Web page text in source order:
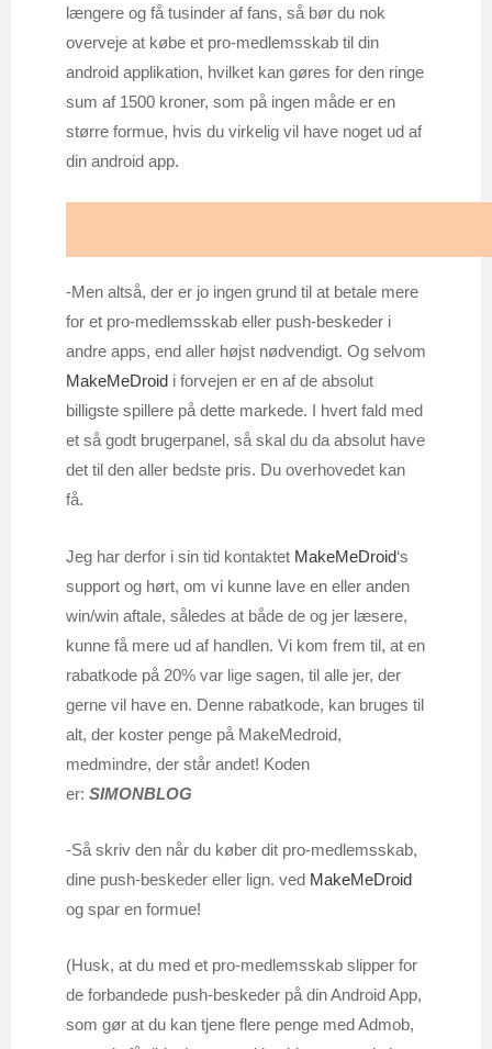
længere og få tusinder af fans, så bør du nok
overveje at købe et pro-medlemsskab til din
android applikation, hvilket kan gøres for den ringe
sum af 1500 kroner, som på ingen måde er en
større formue, hvis du virkelig vil have noget ud af
din android app.
-Men altså, der er jo ingen grund til at betale mere
for et pro-medlemsskab eller push-beskeder i
andre apps, end aller højst nødvendigt. Og selvom
MakeMeDroid i forvejen er en af de absolut
billigste spillere på dette markede. I hvert fald med
et så godt brugerpanel, så skal du da absolut have
det til den aller bedste pris. Du overhovedet kan
få.
Jeg har derfor i sin tid kontaktet MakeMeDroid‘s
support og hørt, om vi kunne lave en eller anden
win/win aftale, således at både de og jer læsere,
kunne få mere ud af handlen. Vi kom frem til, at en
rabatkode på 20% var lige sagen, til alle jer, der
gerne vil have en. Denne rabatkode, kan bruges til
alt, der koster penge på MakeMedroid,
medmindre, der står andet! Koden
er: SIMONBLOG
-Så skriv den når du køber dit pro-medlemsskab,
dine push-beskeder eller lign. ved MakeMeDroid
og spar en formue!
(Husk, at du med et pro-medlemsskab slipper for
de forbandede push-beskeder på din Android App,
som gør at du kan tjene flere penge med Admob,